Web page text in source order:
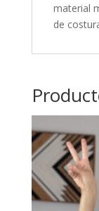
material
de